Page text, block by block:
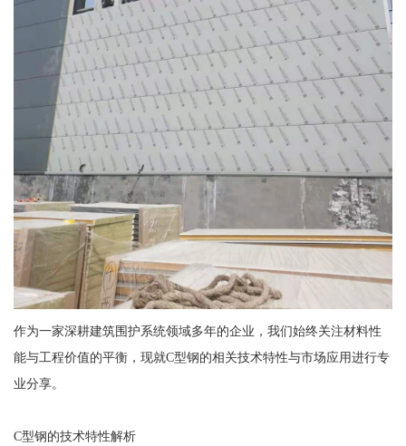
作为一家深耕建筑围护系统领域多年的企业，我们始终关注材料性
能与工程价值的平衡，现就C型钢的相关技术特性与市场应用进行专
业分享。
C型钢的技术特性解析